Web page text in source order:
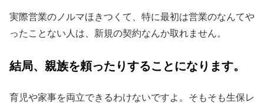
実際営業のノルマほきつくて、特に最初は営業のなんてや
ったことない人は、新規の契約なんか取れません。
結局、親族を頼ったりすることになります。
育児や家事を両立できるわけないですよ。そもそも生保レ